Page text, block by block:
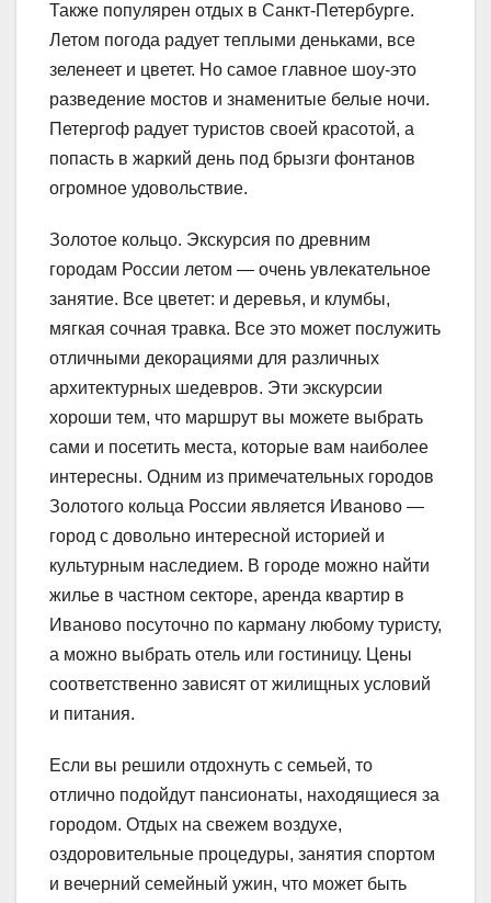
Также популярен отдых в Санкт-Петербурге.
Летом погода радует теплыми деньками, все
зеленеет и цветет. Но самое главное шоу-это
разведение мостов и знаменитые белые ночи.
Петергоф радует туристов своей красотой, а
попасть в жаркий день под брызги фонтанов
огромное удовольствие.
Золотое кольцо. Экскурсия по древним
городам России летом — очень увлекательное
занятие. Все цветет: и деревья, и клумбы,
мягкая сочная травка. Все это может послужить
отличными декорациями для различных
архитектурных шедевров. Эти экскурсии
хороши тем, что маршрут вы можете выбрать
сами и посетить места, которые вам наиболее
интересны. Одним из примечательных городов
Золотого кольца России является Иваново —
город с довольно интересной историей и
культурным наследием. В городе можно найти
жилье в частном секторе, аренда квартир в
Иваново посуточно по карману любому туристу,
а можно выбрать отель или гостиницу. Цены
соответственно зависят от жилищных условий
и питания.
Если вы решили отдохнуть с семьей, то
отлично подойдут пансионаты, находящиеся за
городом. Отдых на свежем воздухе,
оздоровительные процедуры, занятия спортом
и вечерний семейный ужин, что может быть